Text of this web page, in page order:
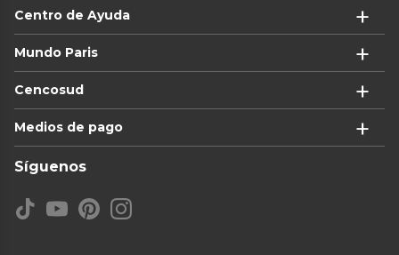
Centro de Ayuda
Mundo Paris
Cencosud
Medios de pago
Síguenos